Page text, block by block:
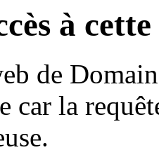
à
de
car la